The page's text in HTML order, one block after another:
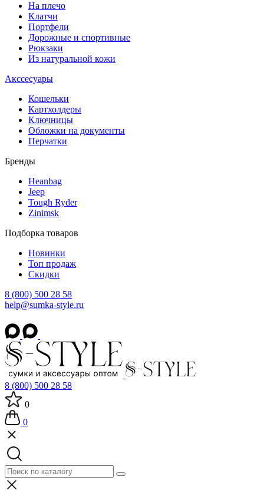
На плечо
Клатчи
Портфели
Дорожные и спортивные
Рюкзаки
Из натуральной кожи
Акссесуары
Кошельки
Картхолдеры
Ключницы
Обложки на документы
Перчатки
Бренды
Heanbag
Jeep
Tough Ryder
Zinimsk
Подборка товаров
Новинки
Топ продаж
Скидки
8 (800) 500 28 58
help@sumka-style.ru
8 (800) 500 28 58
0
0